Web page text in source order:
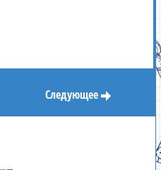
Следующее